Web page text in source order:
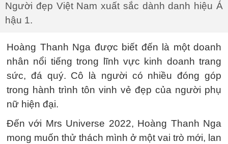
Người đẹp Việt Nam xuất sắc dành danh hiệu Á
hậu 1.
Hoàng Thanh Nga được biết đến là một doanh
nhân nổi tiếng trong lĩnh vực kinh doanh trang
sức, đá quý. Cô là người có nhiều đóng góp
trong hành trình tôn vinh vẻ đẹp của người phụ
nữ hiện đại.
Đến với Mrs Universe 2022, Hoàng Thanh Nga
mong muốn thử thách mình ở một vai trò mới, lan